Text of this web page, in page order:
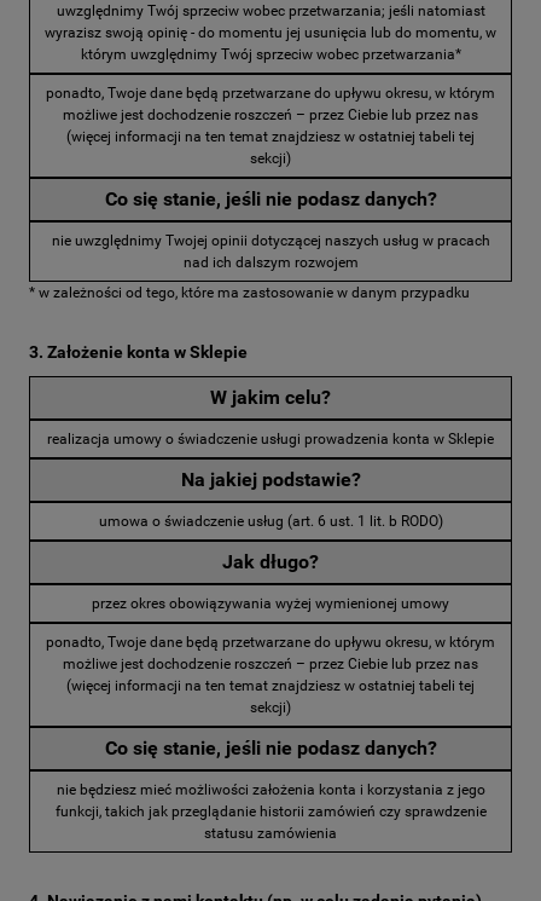
uwzględnimy Twój sprzeciw wobec przetwarzania; jeśli natomiast
wyrazisz swoją opinię - do momentu jej usunięcia lub do momentu, w
którym uwzględnimy Twój sprzeciw wobec przetwarzania*
ponadto, Twoje dane będą przetwarzane do upływu okresu, w którym
możliwe jest dochodzenie roszczeń – przez Ciebie lub przez nas
(więcej informacji na ten temat znajdziesz w ostatniej tabeli tej
sekcji)
Co się stanie, jeśli nie podasz danych?
nie uwzględnimy Twojej opinii dotyczącej naszych usług w pracach
nad ich dalszym rozwojem
* w zależności od tego, które ma zastosowanie w danym przypadku
3. Założenie konta w Sklepie
W jakim celu?
realizacja umowy o świadczenie usługi prowadzenia konta w Sklepie
Na jakiej podstawie?
umowa o świadczenie usług (art. 6 ust. 1 lit. b RODO)
Jak długo?
przez okres obowiązywania wyżej wymienionej umowy
ponadto, Twoje dane będą przetwarzane do upływu okresu, w którym
możliwe jest dochodzenie roszczeń – przez Ciebie lub przez nas
(więcej informacji na ten temat znajdziesz w ostatniej tabeli tej
sekcji)
Co się stanie, jeśli nie podasz danych?
nie będziesz mieć możliwości założenia konta i korzystania z jego
funkcji, takich jak przeglądanie historii zamówień czy sprawdzenie
statusu zamówienia